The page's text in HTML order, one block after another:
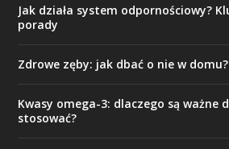
Jak działa system odpornościowy?
porady
Zdrowe zęby: jak dbać o nie w domu?
Kwasy omega-3: dlaczego są ważne
stosować?